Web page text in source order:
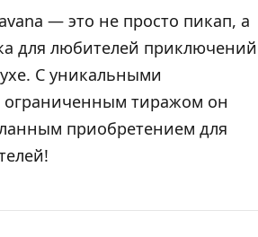
— это не просто пикап, а
для любителей приключений
С уникальными
тиражом он
приобретением для